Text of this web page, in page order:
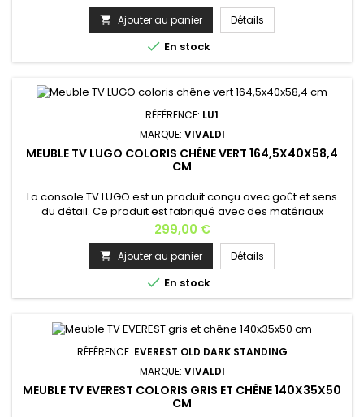
gardiste. Ce meuble vous est proposé dans différents coloris
ainsi qu’avec un éclairage LED en option.Largeur: 140
cm Profondeur: 33,8 cm Hauteur: 10+15 cm Epaisseur : 16
mm...
 Ajouter au panier Détails
 En stock
RÉFÉRENCE: LU1
MARQUE: VIVALDI
MEUBLE TV LUGO COLORIS CHÊNE VERT 164,5X40X58,4
CM
La console TV LUGO est un produit conçu avec goût et sens
du détail. Ce produit est fabriqué avec des matériaux
renforcés au niveau des arrêtes afin de garantir d’éventuels
dommages. Largeur: 160,5 cm / 164,5 cm (avec
piètements)Profondeur: 40 / 42 cm (avec piètements)
Hauteur: 58,4 cmÉpaisseur : 16 mmPoids: 35 kgMatière :
MDF Ouverture : avec poignée...
Prix
299,00 €
 Ajouter au panier Détails
 En stock
RÉFÉRENCE: EVEREST OLD DARK STANDING
MARQUE: VIVALDI
MEUBLE TV EVEREST COLORIS GRIS ET CHÊNE 140X35X50
CM